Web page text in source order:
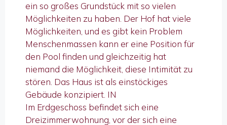
ein so großes Grundstück mit so vielen
Möglichkeiten zu haben. Der Hof hat viele
Möglichkeiten, und es gibt kein Problem
Menschenmassen kann er eine Position für
den Pool finden und gleichzeitig hat
niemand die Möglichkeit, diese Intimität zu
stören. Das Haus ist als einstöckiges
Gebäude konzipiert. IN
Im Erdgeschoss befindet sich eine
Dreizimmerwohnung, vor der sich eine